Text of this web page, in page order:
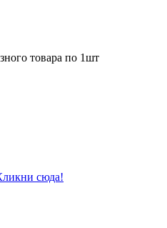
товара по 1шт
сюда!